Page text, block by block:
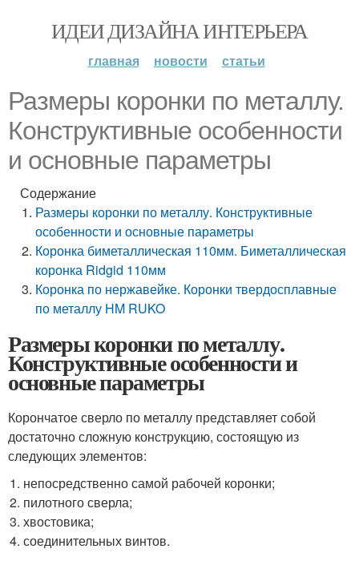
ИДЕИ ДИЗАЙНА ИНТЕРЬЕРА
главная новости статьи
Размеры коронки по металлу.
Конструктивные особенности
и основные параметры
Содержание
Размеры коронки по металлу. Конструктивные
особенности и основные параметры
Коронка биметаллическая 110мм. Биметаллическая
коронка Ridgid 110мм
Коронка по нержавейке. Коронки твердосплавные
по металлу HM RUKO
Размеры коронки по металлу.
Конструктивные особенности и
основные параметры
Корончатое сверло по металлу представляет собой
достаточно сложную конструкцию, состоящую из
следующих элементов:
непосредственно самой рабочей коронки;
пилотного сверла;
хвостовика;
соединительных винтов.